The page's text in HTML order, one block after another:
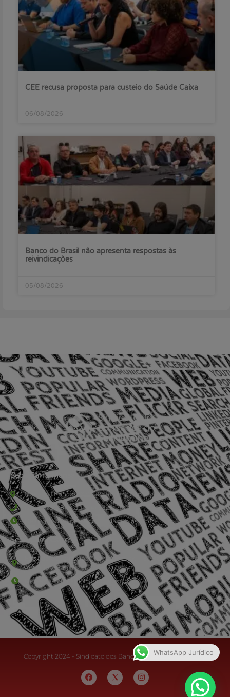
CEE recusa proposta para custeio do Saúde Caixa
06/08/2026
Banco do Brasil não apresenta respostas às
reivindicações
05/08/2026
Sede Barra Mansa
Rua Rio Branco, nº107 (2º andar), Centro - Cep: 27.330-030
(24) 3323-2848 ou (24) 3323-2500
De segunda à sexta-feira , das 9h às 17h.
Sede Campestre:
Estrada Governador Chagas Freitas – 3.780 – Colônia Santo
Antônio – Barra Mansa
De terça-feira a domingo, das 9h às 17h
Copyright 2024 - Sindicato dos Bancários do Sul Fluminense
WhatsApp Jurídico